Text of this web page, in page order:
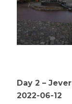
Day 2 –
2022-06-12